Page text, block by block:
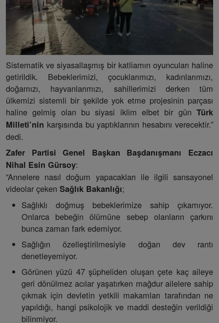
Sistematik ve siyasallaşmış bir katliamın oyuncuları haline
getirildik. Bebeklerimizi, çocuklarımızı, kadınlarımızı,
doğamızı, hayvanlarımızı, sahillerimizi derken tüm
ülkemizi sistemli bir şekilde yok etme projesinin parçası
haline gelmiş olan bu siyasi iklim elbet bir gün Türk
Milleti’nin karşısında bu yaptıklarının hesabını verecektir.”
dedi.
Zafer Partisi Genel Başkan Başdanışmanı Eczacı
Nihal Esin Gürsoy:
“Annelere nasıl doğum yapacakları ile ilgili sansayonel
videolar çeken Sağlık Bakanlığı;
Sağlıklı doğmuş bebeklerimize sahip çıkamıyor.
Onlarca bebeğin ölümüne sebep olanların çarkını
bunca zaman fark edemiyor.
Sağlığın özelleştirilmesiyle doğan dev rantı
denetleyemiyor.
Görünen yüzü 47 şüpheliden oluşan çete kaç aileye
geri dönülmez acılar yaşatırken mağdur ailelere sahip
çıkmak için devletin yetkili makamları tarafından ne
yapıldığı, hangi psikolojik ve maddi desteğin verildiği
bilinmiyor.